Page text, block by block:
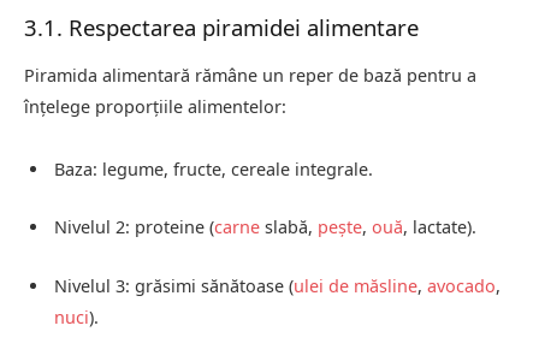
3.1. Respectarea piramidei alimentare
Piramida alimentară rămâne un reper de bază pentru a
înțelege proporțiile alimentelor:
Baza: legume, fructe, cereale integrale.
Nivelul 2: proteine (carne slabă, pește, ouă, lactate).
Nivelul 3: grăsimi sănătoase (ulei de măsline, avocado,
nuci).